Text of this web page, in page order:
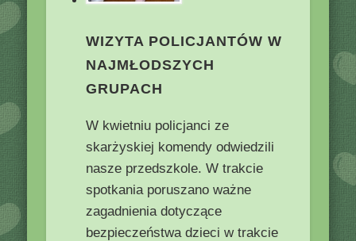
WIZYTA POLICJANTÓW W
NAJMŁODSZYCH
GRUPACH
W kwietniu policjanci ze
skarżyskiej komendy odwiedzili
nasze przedszkole. W trakcie
spotkania poruszano ważne
zagadnienia dotyczące
bezpieczeństwa dzieci w trakcie